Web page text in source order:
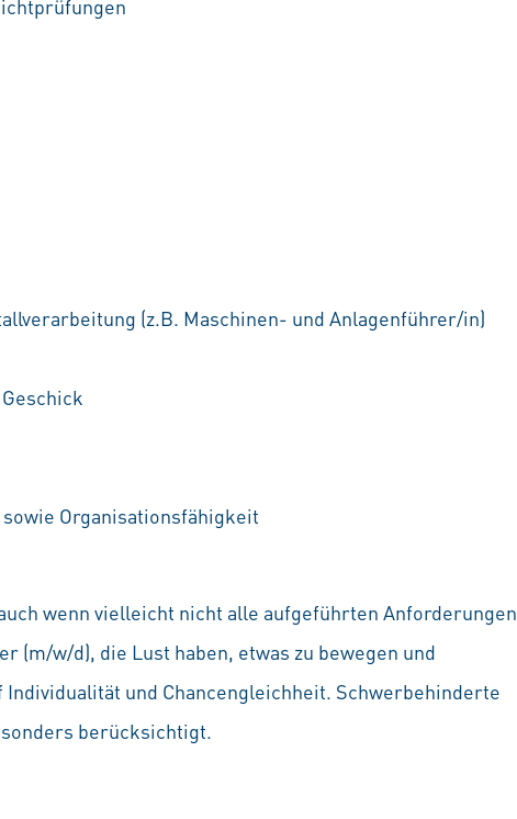
(z.B. Maschinen- und Anlagenführer/in)
Organisationsfähigkeit
wenn vielleicht nicht alle aufgeführten Anforderungen
(m/w/d), die Lust haben, etwas zu bewegen und
und Chancengleichheit. Schwerbehinderte
berücksichtigt.